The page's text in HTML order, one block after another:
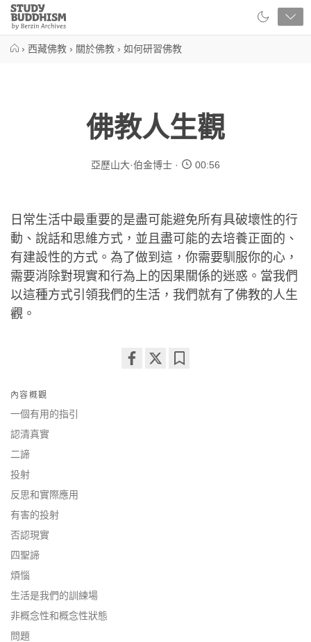
Close
Study
Buddhism
› 西藏佛教 › 關於佛教 › 如何研習佛教
佛教人生觀
亞歷山大·伯金博士 00:56
日常生活中最重要的是盡可能避免所有具破壞性的行
動、說話和思維方式，並且盡可能的去培養正面的、
有建設性的方式。為了做到這，你需要馴服你的心，
需要消除對現實和行為上的因果關係的迷惑。當我們
以這種方式引領我們的生活，我們就有了佛教的人生
觀。
內容概觀
一個有用的指引
認清真實
二諦
投射
反思和實際應用
有害的投射
否認現實
四聖諦
煩惱
生活是我們的訓練場
非概念性和概念性狀態
問題